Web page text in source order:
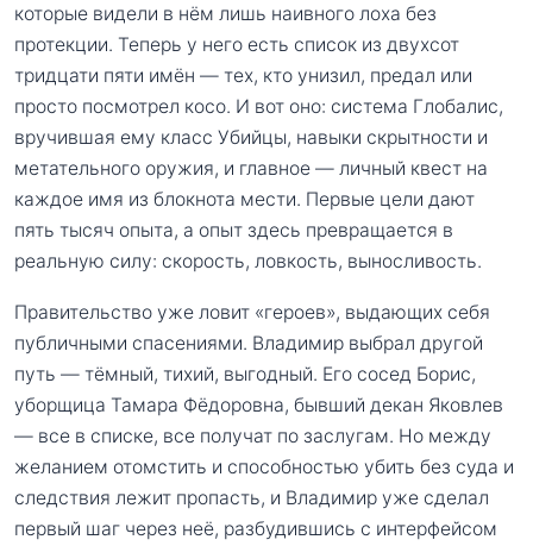
которые видели в нём лишь наивного лоха без
протекции. Теперь у него есть список из двухсот
тридцати пяти имён — тех, кто унизил, предал или
просто посмотрел косо. И вот оно: система Глобалис,
вручившая ему класс Убийцы, навыки скрытности и
метательного оружия, и главное — личный квест на
каждое имя из блокнота мести. Первые цели дают
пять тысяч опыта, а опыт здесь превращается в
реальную силу: скорость, ловкость, выносливость.
Правительство уже ловит «героев», выдающих себя
публичными спасениями. Владимир выбрал другой
путь — тёмный, тихий, выгодный. Его сосед Борис,
уборщица Тамара Фёдоровна, бывший декан Яковлев
— все в списке, все получат по заслугам. Но между
желанием отомстить и способностью убить без суда и
следствия лежит пропасть, и Владимир уже сделал
первый шаг через неё, разбудившись с интерфейсом